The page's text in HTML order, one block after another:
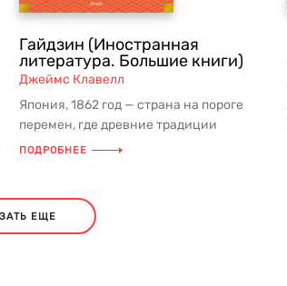
Гайдзин (Иностранная
литература. Большие книги)
Джеймс Клавелл
Япония, 1862 год — страна на пороге
перемен, где древние традиции
сталкиваются с неизбежным
ПОДРОБНЕЕ
ЕЩЕ